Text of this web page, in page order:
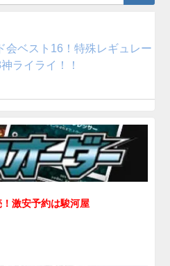
会ベスト16！特殊レギュレー
ライライ！！
激安予約は駿河屋